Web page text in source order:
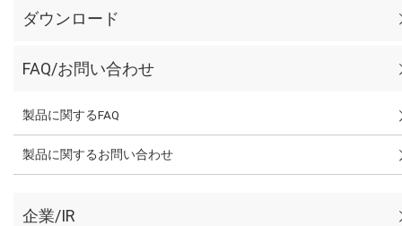
ダウンロード
FAQ/お問い合わせ
製品に関するFAQ
製品に関するお問い合わせ
企業/IR